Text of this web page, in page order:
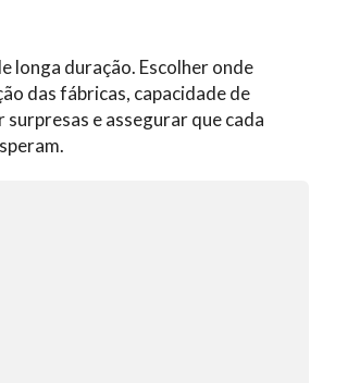
longa duração. Escolher onde
das fábricas, capacidade de
e assegurar que cada